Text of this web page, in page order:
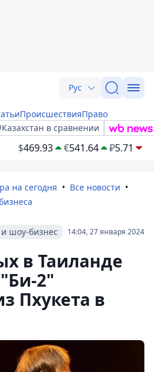
Рус
ПроисшествияПраво
в сравнении
$469.93 €541.64 ₽5.71
на сегодня
Все новости
14:04, 27 января 2024
и шоу-бизнес
в Таиланде
2"
Пхукета в